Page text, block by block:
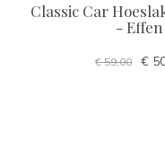
Classic Car
- Effen
€ 59,00 €